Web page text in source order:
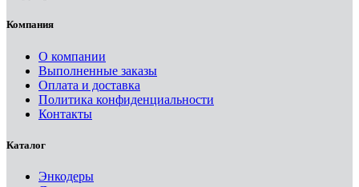
Компания
О компании
Выполненные заказы
Оплата и доставка
Политика конфиденциальности
Контакты
Каталог
Энкодеры